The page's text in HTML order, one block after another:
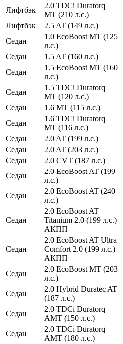
Лифтбэк
2.0 TDCi Duratorq
MT (210 л.с.)
Лифтбэк
2.5 AT (149 л.с.)
Седан
1.0 EcoBoost MT (125
л.с.)
Седан
1.5 AT (160 л.с.)
Седан
1.5 EcoBoost MT (160
л.с.)
Седан
1.5 TDCi Duratorq
MT (120 л.с.)
Седан
1.6 MT (115 л.с.)
Седан
1.6 TDCi Duratorq
MT (116 л.с.)
Седан
2.0 AT (199 л.с.)
Седан
2.0 AT (203 л.с.)
Седан
2.0 CVT (187 л.с.)
Седан
2.0 EcoBoost AT (199
л.с.)
Седан
2.0 EcoBoost AT (240
л.с.)
Седан
2.0 EcoBoost AT
Titanium 2.0 (199 л.с.)
АКПП
Седан
2.0 EcoBoost AT Ultra
Comfort 2.0 (199 л.с.)
АКПП
Седан
2.0 EcoBoost MT (203
л.с.)
Седан
2.0 Hybrid Duratec AT
(187 л.с.)
Седан
2.0 TDCi Duratorq
AMT (150 л.с.)
Седан
2.0 TDCi Duratorq
AMT (180 л.с.)